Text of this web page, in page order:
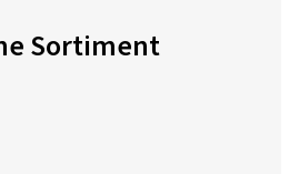
Sortiment